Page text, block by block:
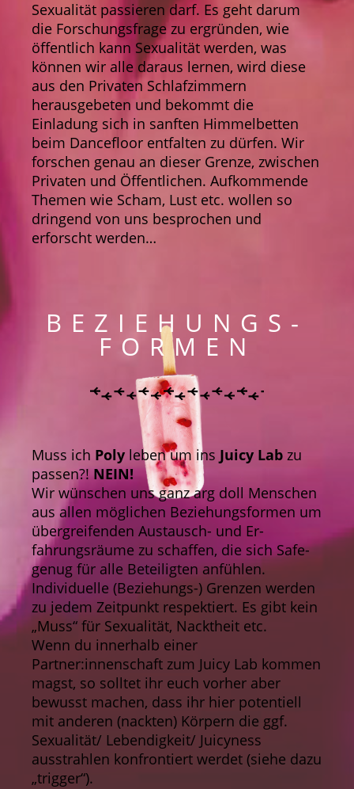
Sexualität passieren darf. Es geht darum
die Forschungsfrage zu ergründen, wie
öffentlich kann Sexualität werden, was
können wir alle daraus lernen, wird diese
aus den Privaten Schlafzimmern
herausgebeten und bekommt die
Einladung sich in sanften Himmelbetten
beim Dancefloor entfalten zu dürfen. Wir
forschen genau an dieser Grenze, zwischen
Privaten und Öffentlichen. Aufkommende
Themen wie Scham, Lust etc. wollen so
dringend von uns besprochen und
erforscht werden…
BEZIEHUNGS-
FORMEN
Muss ich Poly leben um ins Juicy Lab zu
passen?!NEIN!
Wir wünschen uns ganz arg doll Menschen
aus allen möglichen Beziehungsformen um
übergreifenden Austausch- und Er-
fahrungsräume zu schaffen, die sich Safe-
genug für alle Beteiligten anfühlen.
Individuelle (Beziehungs-) Grenzen werden
zu jedem Zeitpunkt respektiert. Es gibt kein
„Muss“ für Sexualität, Nacktheit etc.
Wenn du innerhalb einer
Partner:innenschaft zum Juicy Lab kommen
magst, so solltet ihr euch vorher aber
bewusst machen, dass ihr hier potentiell
mit anderen (nackten) Körpern die ggf.
Sexualität/ Lebendigkeit/ Juicyness
ausstrahlen konfrontiert werdet (siehe dazu
„trigger“).